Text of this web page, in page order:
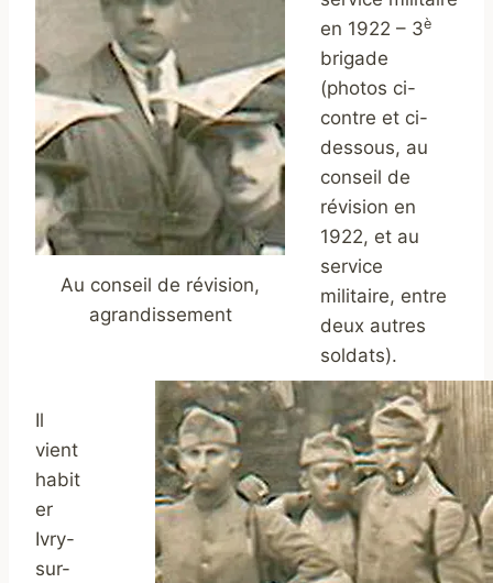
Au conseil de révision,
agrandissement
en 1922 – 3è
brigade
(photos ci-
contre et ci-
dessous, au
conseil de
révision en
1922, et au
service
militaire, entre
deux autres
soldats).
Il
vient
habit
er
Ivry-
sur-